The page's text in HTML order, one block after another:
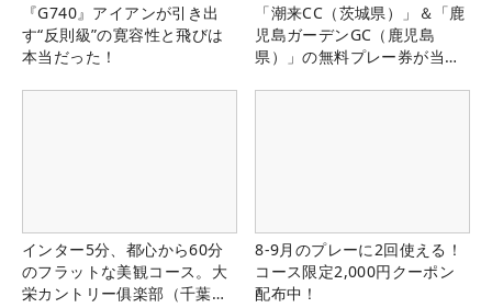
『G740』アイアンが引き出
す“反則級”の寛容性と飛びは
本当だった！
「潮来CC（茨城県）」＆「鹿
児島ガーデンGC（鹿児島
県）」の無料プレー券が当た
インター5分、都心から60分
のフラットな美観コース。大
栄カントリー俱楽部（千葉
8-9月のプレーに2回使える！
コース限定2,000円クーポン
配布中！